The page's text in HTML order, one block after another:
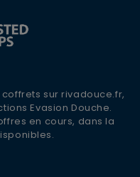
sur rivadouce.fr,
Evasion Douche.
en cours, dans la